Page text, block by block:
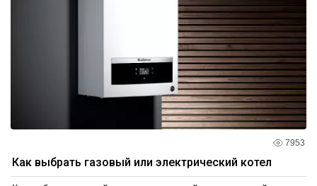
7953
Как выбрать газовый или электрический котел